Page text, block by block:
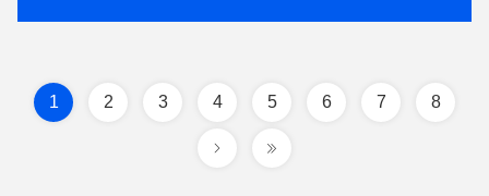
1 2 3 4 5 6 7 8